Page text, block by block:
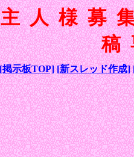
人様募
掲示板TOP] [新スレッド作成]